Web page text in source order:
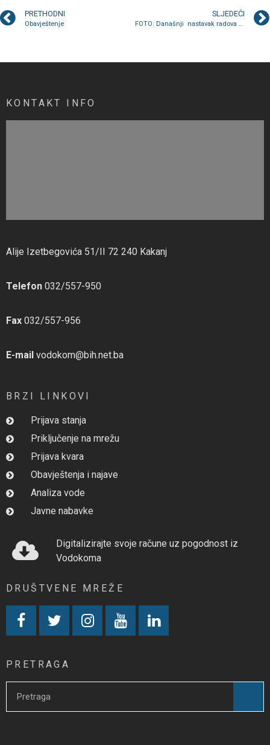
PRETHODNI
Obavještenje
SLJEDEĆI
FOTO: Današnji nastavak radova na uređenju zelenih površina
KONTAKT INFO
Alije Izetbegovića 51/II 72 240 Kakanj
Telefon 032/557-950
Fax 032/557-956
E-mail vodokom@bih.net.ba
BRZI LINKOVI
Prijava stanja
Priključenje na mrežu
Prijava kvara
Obavještenja i najave
Analiza vode
Javne nabavke
Digitalizirajte svoje račune uz pogodnost iz
Vodokoma
DRUŠTVENE MREŽE
PRETRAGA